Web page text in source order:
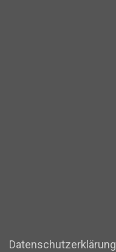
Datenschutzerklärung